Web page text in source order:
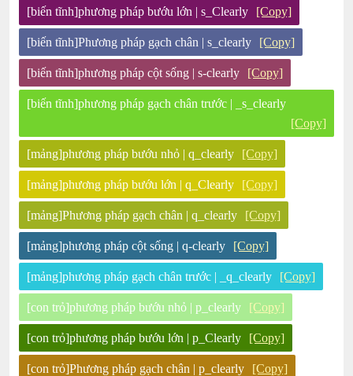
[biến tĩnh]phương pháp bướu lớn | s_Clearly [Copy]
[biến tĩnh]Phương pháp gạch chân | s_clearly [Copy]
[biến tĩnh]phương pháp cột sống | s-clearly [Copy]
[biến tĩnh]phương pháp gạch chân trước | _s_clearly
[Copy]
[mảng]phương pháp bướu nhỏ | q_clearly [Copy]
[mảng]phương pháp bướu lớn | q_Clearly [Copy]
[mảng]Phương pháp gạch chân | q_clearly [Copy]
[mảng]phương pháp cột sống | q-clearly [Copy]
[mảng]phương pháp gạch chân trước | _q_clearly [Copy]
[con trỏ]phương pháp bướu nhỏ | p_clearly [Copy]
[con trỏ]phương pháp bướu lớn | p_Clearly [Copy]
[con trỏ]Phương pháp gạch chân | p_clearly [Copy]